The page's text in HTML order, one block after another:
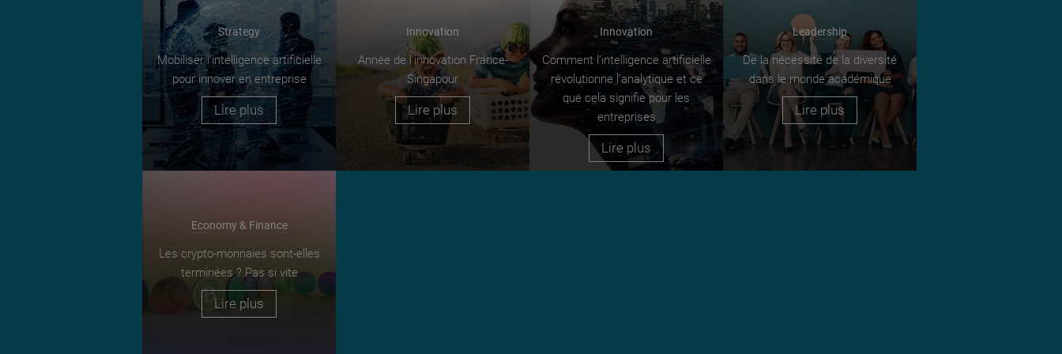
Strategy
Mobiliser l’intelligence artificielle
pour innover en entreprise
Lire plus
Innovation
Année de l'innovation France-
Singapour
Lire plus
Innovation
Comment l’intelligence artificielle
révolutionne l’analytique et ce
que cela signifie pour les
entreprises
Lire plus
Leadership
De la nécessité de la diversité
dans le monde académique
Lire plus
Economy & Finance
Les crypto-monnaies sont-elles
terminées ? Pas si vite
Lire plus